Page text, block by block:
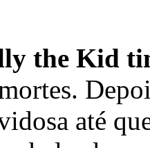
the Kid
até